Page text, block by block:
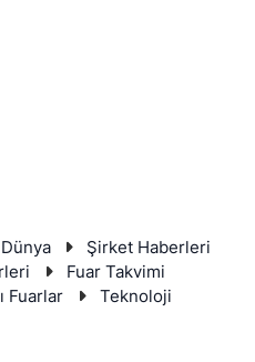
Dünya
Şirket Haberleri
Fuar Takvimi
Fuarlar
Teknoloji